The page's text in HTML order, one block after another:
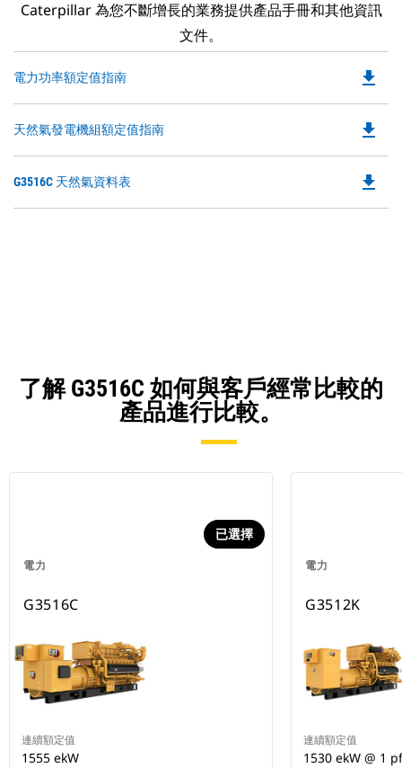
Caterpillar 為您不斷增長的業務提供產品手冊和其他資訊
文件。
電力功率額定值指南
a
file_download
天然氣發電機組額定值指南
a
file_download
G3516C 天然氣資料表 file_download
了解 G3516C 如何與客戶經常比較的
產品進行比較。
電力
已選擇
G3516C
連續額定值
1555 ekW
電力
G3512K
連續額定值
1530 ekW @ 1 pf